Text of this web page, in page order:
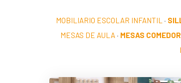
MOBILIARIO ESCOLAR INFANTIL ·
MESAS DE AULA · MESAS